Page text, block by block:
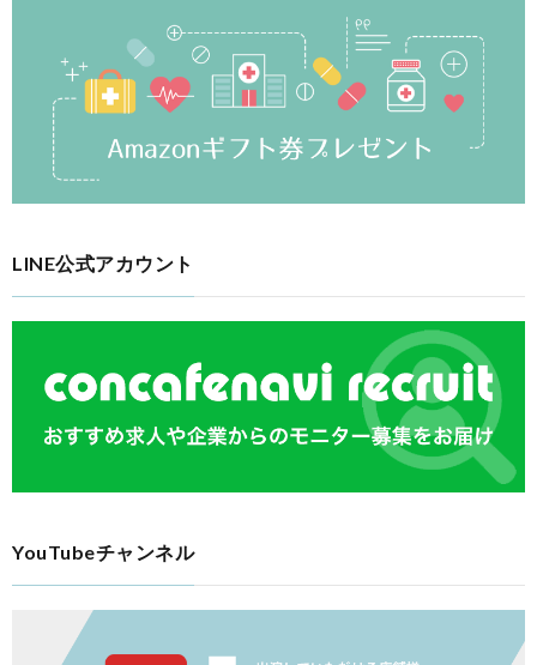
LINE公式アカウント
YouTubeチャンネル